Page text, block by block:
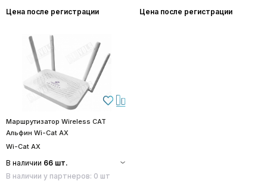
Цена после регистрации
Цена после регистрации
Маршрутизатор Wireless CAT
Альфин Wi-Cat AX
Wi-Cat AX
В наличии 66 шт.
В наличии у партнеров: 0 шт